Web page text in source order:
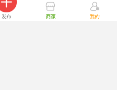
发布 商家 我的
07月21日